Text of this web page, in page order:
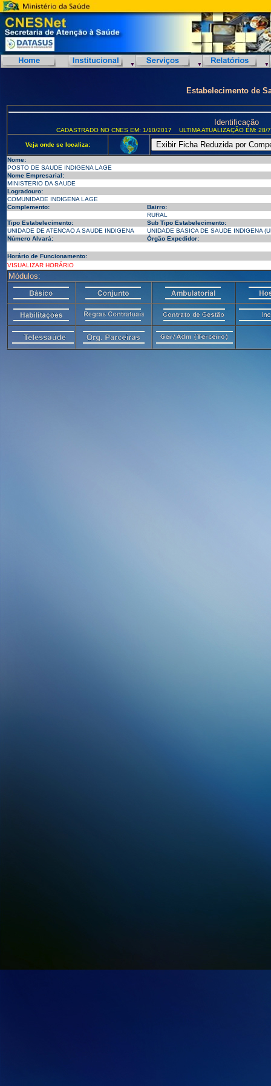
Estabelecimento de
Identificação
CADASTRADO NO CNES EM: 1/10/2017 ULTIMA ATUALIZAÇÃO EM:
Veja onde se localiza:
Nome:
POSTO DE SAUDE INDIGENA LAGE
Nome Empresarial:
MINISTERIO DA SAUDE
Logradouro:
COMUNIDADE INDIGENA LAGE
Complemento:
Bairro:
RURAL
Tipo Estabelecimento:
Sub Tipo Estabelecimento:
UNIDADE DE ATENCAO A SAUDE INDIGENA
UNIDADE BASICA DE SAUDE INDIGENA
Número Alvará:
Órgão Expedidor:
Horário de Funcionamento:
VISUALIZAR HORÁRIO
Módulos: